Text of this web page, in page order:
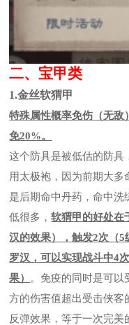
二、宝甲类
1.金丝软猬甲
特殊属性概率免伤（无敌
免20%。
这个防具是被低估的防具
用太极袍，因为前期大多
是后期命中丹药，命中洗
低很多，软猬甲的好处在
汉的效果），触发2次（
罗汉，可以实现战斗中4
果） 。免疫的同时是可以
方的伤害值超出受击侠客
反弹效果，等于一次完美